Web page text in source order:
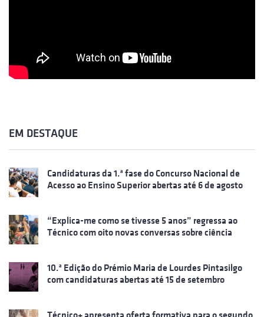
EM DESTAQUE
Candidaturas da 1.ª fase do Concurso Nacional de
Acesso ao Ensino Superior abertas até 6 de agosto
“Explica-me como se tivesse 5 anos” regressa ao
Técnico com oito novas conversas sobre ciência
10.ª Edição do Prémio Maria de Lourdes Pintasilgo
com candidaturas abertas até 15 de setembro